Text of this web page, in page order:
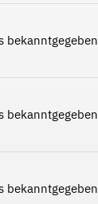
bekanntgegeben
bekanntgegeben
bekanntgegeben